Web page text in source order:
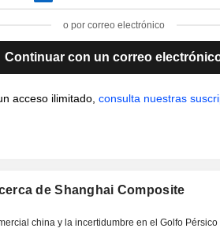
o por correo electrónico
Continuar con un correo
acceso ilimitado, consulta nuestras
de Shanghai Composite
china y la incertidumbre en el Golfo